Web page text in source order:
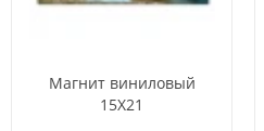
Магнит виниловый
15Х21